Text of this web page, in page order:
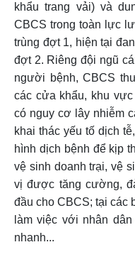
khẩu trang vải) và
CBCS trong toàn lực
trùng đợt 1, hiện tại
đợt 2. Riêng đội ngũ
người bệnh, CBCS
các cửa khẩu, khu
có nguy cơ lây nhiễm
khai thác yếu tố dịch
hình dịch bệnh để kịp
vệ sinh doanh trại, vệ
vị được tăng cường,
đầu cho CBCS; tại các
làm việc với nhân
nhanh...